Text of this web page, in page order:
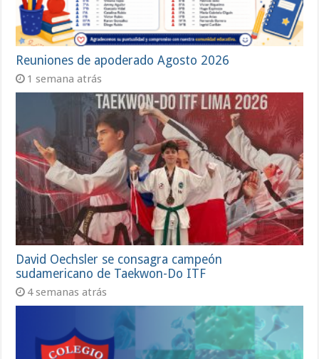
Reuniones de apoderado Agosto 2026
1 semana atrás
David Oechsler se consagra campeón
sudamericano de Taekwon-Do ITF
4 semanas atrás